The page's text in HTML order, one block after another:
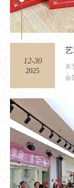
12-30
2025
关
会